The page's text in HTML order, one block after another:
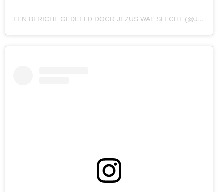
EEN BERICHT GEDEELD DOOR JEZUS WAT SLECHT (@JEZUS_WAT_SLECHT)